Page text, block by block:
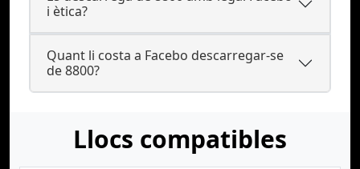
i ètica?
Quant li costa a Facebo descarregar-se
de 8800?
Llocs compatibles